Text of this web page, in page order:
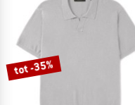
tot -35%